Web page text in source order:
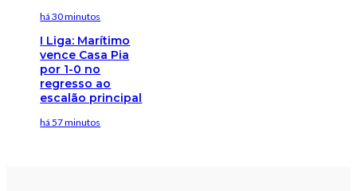
há 30 minutos
I Liga: Marítimo
vence Casa Pia
por 1-0 no
regresso ao
escalão principal
há 57 minutos